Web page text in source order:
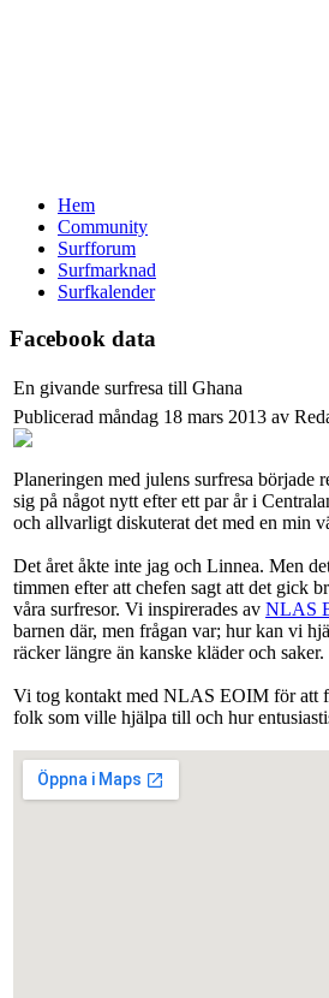
Hem
Community
Surfforum
Surfmarknad
Surfkalender
Facebook data
En givande surfresa till Ghana
Publicerad måndag 18 mars 2013 av
Planeringen med julens surfresa började
sig på något nytt efter ett par år i
och allvarligt diskuterat det med en min
Det året åkte inte jag och Linnea. Men
timmen efter att chefen sagt att det gick
våra surfresor. Vi inspirerades av NLAS
barnen där, men frågan var; hur kan vi
räcker längre än kanske kläder och saker.
Vi tog kontakt med NLAS EOIM för att
folk som ville hjälpa till och hur